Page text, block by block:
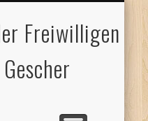
Freiwilligen